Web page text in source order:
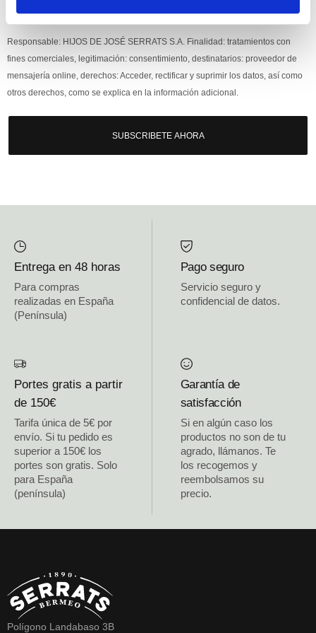
Responsable: HIJOS DE JOSÉ SERRATS S.A. Finalidad: tratamientos con
fines comerciales, legitimación: consentimiento, destinatarios: proveedor de
mensajería online, derechos: Acceder, rectificar y suprimir los datos, así como
otros derechos, como se explica en la información adicional.
SUBSCRIBETE AHORA
Entrega en 48 horas
Para compras
realizadas en España
(Península)
Pago seguro
Servicio seguro y
confidencial de datos.
Portes gratis a partir
de 150€
Tarifa única de 5€ por
envío. Si tu pedido es
superior a 150€ los
portes son gratis. Solo
para España
(península)
Garantía de
satisfacción
Si en algún caso los
productos no son de tu
agrado, llámanos. Te
los recogemos y
reembolsamos su
precio.
Polígono Landabaso 3B